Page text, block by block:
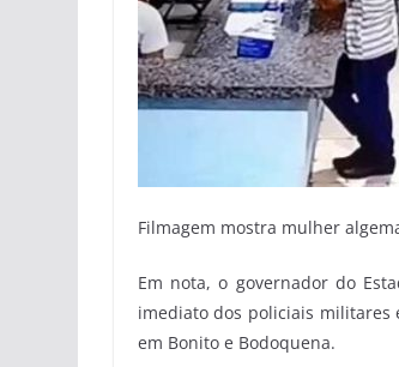
Filmagem mostra mulher
Em nota, o governador do
imediato dos policiais militares
em Bonito e Bodoquena.